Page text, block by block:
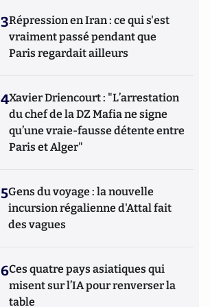
3Répression en Iran : ce qui s'est
vraiment passé pendant que
Paris regardait ailleurs
4Xavier Driencourt : "L’arrestation
du chef de la DZ Mafia ne signe
qu’une vraie-fausse détente entre
Paris et Alger"
5Gens du voyage : la nouvelle
incursion régalienne d'Attal fait
des vagues
6Ces quatre pays asiatiques qui
misent sur l’IA pour renverser la
table